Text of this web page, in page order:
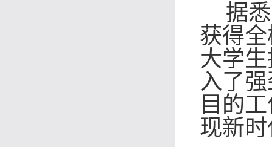
据
获得
大学
入了
目的
现新